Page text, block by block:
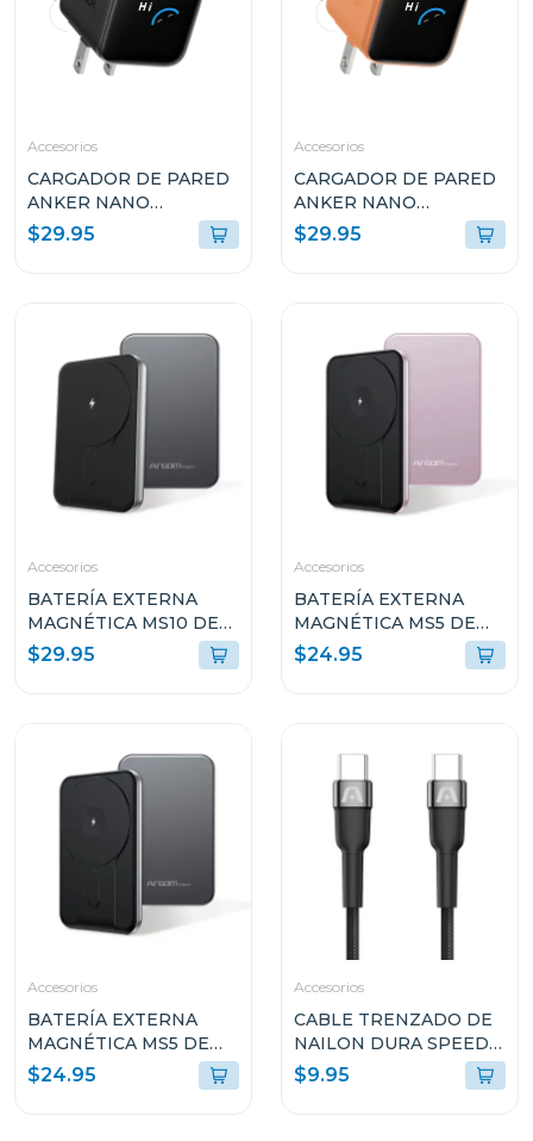
Accesorios
CARGADOR DE PARED
ANKER NANO
CHARGER 45W CON
SMART DISPLAY USB-C
$29.95
Accesorios
CARGADOR DE PARED
ANKER NANO
CHARGER 45W CON
SMART DISPLAY USB-C
$29.95
Accesorios
BATERÍA EXTERNA
MAGNÉTICA MS10 DE
1000MAH DE
ALUMINIO ARGPB1162
$29.95
Accesorios
BATERÍA EXTERNA
MAGNÉTICA MS5 DE
5000MAH DE
ALUMINIO ROSA
$24.95
Accesorios
BATERÍA EXTERNA
MAGNÉTICA MS5 DE
5000MAH DE
ALUMINIO ARGPB1160
$24.95
Accesorios
CABLE TRENZADO DE
NAILON DURA SPEED
DE 240W TIPO-C A
TIPO-C PARA CARGA Y
$9.95